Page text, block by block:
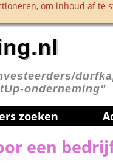
om inhoud af
onderneming"
zoeken
een